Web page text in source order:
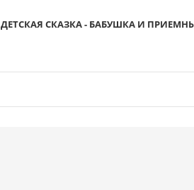
ДЕТСКАЯ СКАЗКА - БАБУШКА И